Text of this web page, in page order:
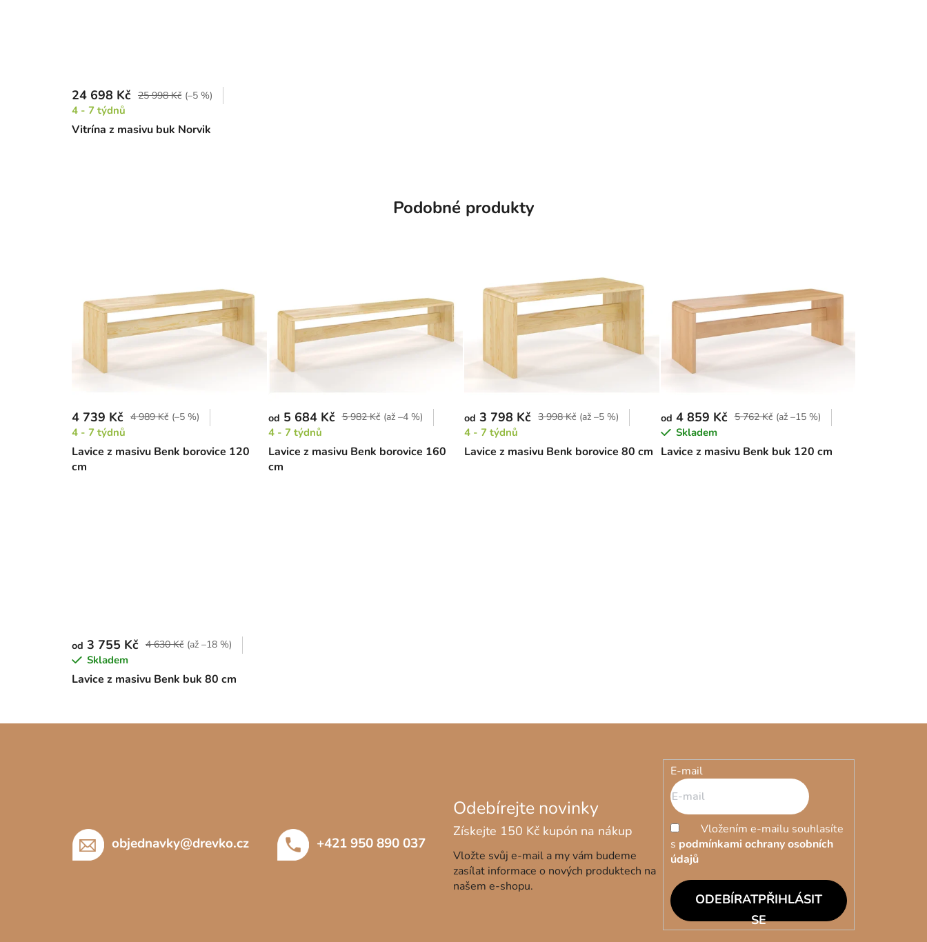
Vitrína z masivu buk Norvik
24 698 Kč 25 998 Kč (–5 %)
4 - 7 týdnů
Podobné produkty
Lavice z masivu Benk borovice 120
cm
4 739 Kč 4 989 Kč (–5 %)
4 - 7 týdnů
Lavice z masivu Benk borovice 160
cm
od 5 684 Kč 5 982 Kč (až –4 %)
4 - 7 týdnů
Lavice z masivu Benk borovice 80 cm
od 3 798 Kč 3 998 Kč (až –5 %)
4 - 7 týdnů
Lavice z masivu Benk buk 120 cm
od 4 859 Kč 5 762 Kč (až –15 %)
Skladem
Lavice z masivu Benk buk 80 cm
od 3 755 Kč 4 630 Kč (až –18 %)
Skladem
objednavky@drevko.cz +421 950 890 037
Vložte svůj e-mail a my vám budeme
zasílat informace o nových produktech na
našem e-shopu.
E-mail
Vložením e-mailu souhlasíte
s podmínkami ochrany osobních
údajů
PŘIHLÁSIT
SE